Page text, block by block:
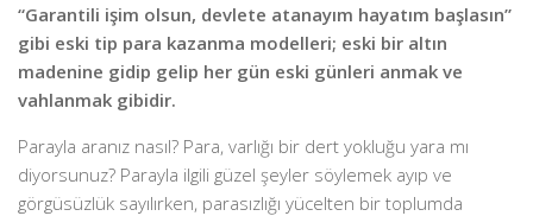
“Garantili işim olsun, devlete atanayım hayatım başlasın”
gibi eski tip para kazanma modelleri; eski bir altın
madenine gidip gelip her gün eski günleri anmak ve
vahlanmak gibidir.
Parayla aranız nasıl? Para, varlığı bir dert yokluğu yara mı
diyorsunuz? Parayla ilgili güzel şeyler söylemek ayıp ve
görgüsüzlük sayılırken, parasızlığı yücelten bir toplumda